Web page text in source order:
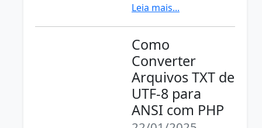
Leia mais...
Como
Converter
Arquivos TXT de
UTF-8 para
ANSI com PHP